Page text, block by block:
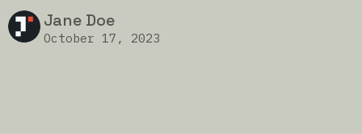
Jane Doe
October 17, 2023